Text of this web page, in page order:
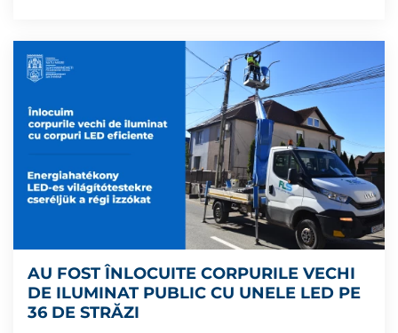
AU FOST ÎNLOCUITE CORPURILE VECHI
DE ILUMINAT PUBLIC CU UNELE LED PE
36 DE STRĂZI